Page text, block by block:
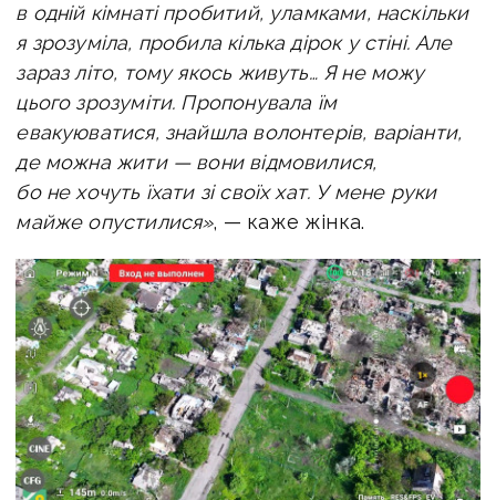
в одній кімнаті пробитий, уламками, наскільки
я зрозуміла, пробила кілька дірок у стіні. Але
зараз літо, тому якось живуть… Я не можу
цього зрозуміти. Пропонувала їм
евакуюватися, знайшла волонтерів, варіанти,
де можна жити — вони відмовилися,
бо не хочуть їхати зі своїх хат. У мене руки
майже опустилися», — каже жінка.